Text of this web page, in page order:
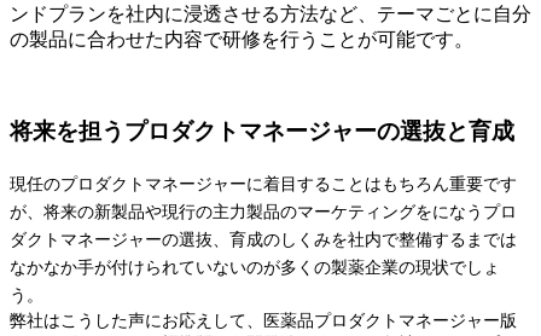
ンドプランを社内に浸透させる方法など、テーマごとに自分
の製品に合わせた内容で研修を行うことが可能です。
将来を担うプロダクトマネージャーの選抜と育成
現任のプロダクトマネージャーに着目することはもちろん重要です
が、将来の新製品や現行の主力製品のマーケティングをになうプロ
ダクトマネージャーの選抜、育成のしくみを社内で整備するまでは
なかなか手が付けられていないのが多くの製薬企業の現状でしょ
う。
弊社はこうした声にお応えして、医薬品プロダクトマネージャー版